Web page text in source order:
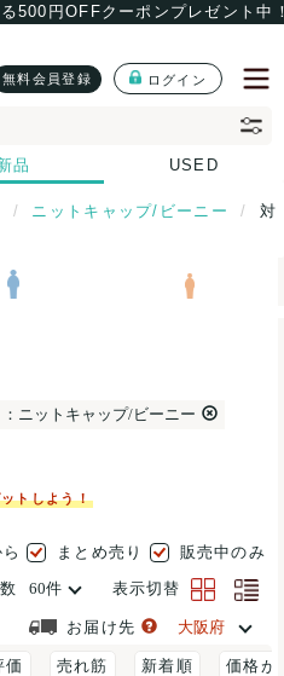
500円OFFクーポンプレゼント中
無料会員登録 ログイン
品 USED
ニットキャップ/ビーニー
対
ニットキャップ/ビーニー
トしよう！
まとめ売り
販売中のみ
表示切替
お届け先
価 売れ筋 新着順 価格が